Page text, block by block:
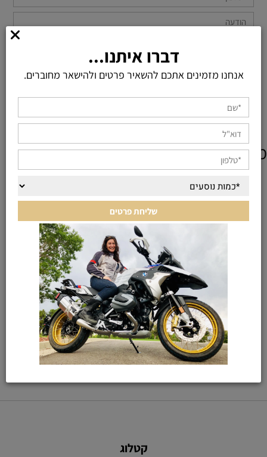
מוצרים אחרונים שנצפו
KEEP IN TOUCH
רוצים עוד פרטים? תשלחו לנו הודעה
קטלוג
דברו איתנו...
אנחנו מזמינים אתכם להשאיר פרטים ולהישאר מחוברים.